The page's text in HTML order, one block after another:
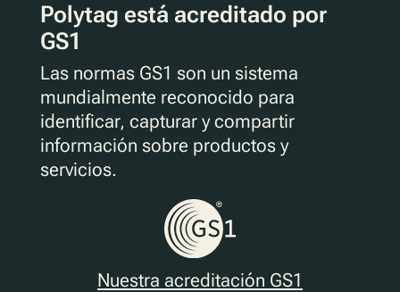
Polytag está acreditado por
GS1
Las normas GS1 son un sistema
mundialmente reconocido para
identificar, capturar y compartir
información sobre productos y
servicios.
Nuestra acreditación GS1